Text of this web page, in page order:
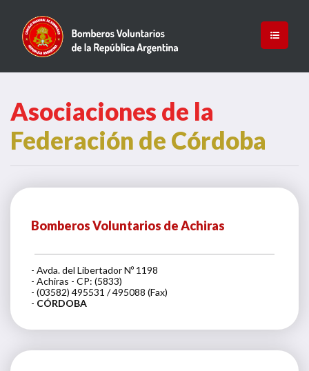
Asociaciones de la
Federación de Córdoba
Bomberos Voluntarios de Achiras
- Avda. del Libertador Nº 1198
- Achiras - CP: (5833)
- (03582) 495531 / 495088 (Fax)
- CÓRDOBA